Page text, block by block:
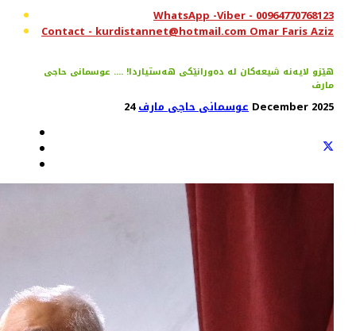
WhatsApp -Viber - 00964770768123
Contact - kurdistannet@hotmail.com Omar Faris Aziz
هێزو لایەنە شیعەکان لە دەورانێکی هەستیاردا! .... عوسمانی حاجی
مارف
عوسمانی حاجی مارف 24 December 2025